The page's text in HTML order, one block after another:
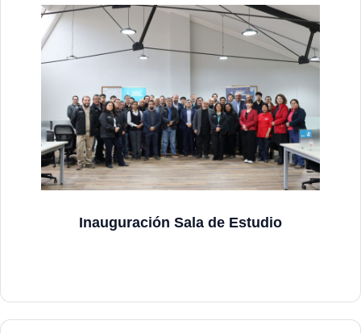
Inauguración Sala de Estudio